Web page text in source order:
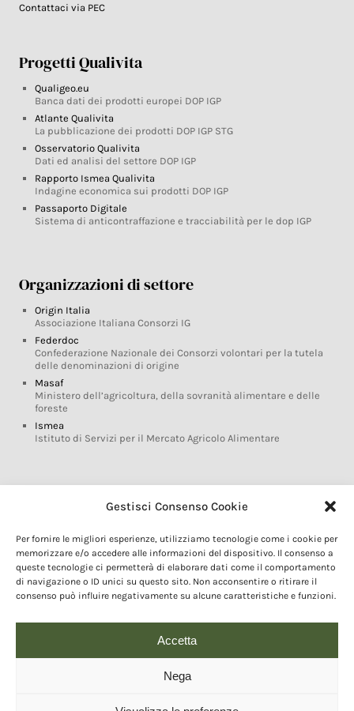
Gestisci Consenso Cookie
Per fornire le migliori esperienze, utilizziamo tecnologie come i cookie per
memorizzare e/o accedere alle informazioni del dispositivo. Il consenso a
queste tecnologie ci permetterà di elaborare dati come il comportamento
di navigazione o ID unici su questo sito. Non acconsentire o ritirare il
consenso può influire negativamente su alcune caratteristiche e funzioni.
Accetta
Nega
Contattaci via PEC
Progetti Qualivita
Qualigeo.eu
Banca dati dei prodotti europei DOP IGP
Atlante Qualivita
La pubblicazione dei prodotti DOP IGP STG
Osservatorio Qualivita
Dati ed analisi del settore DOP IGP
Rapporto Ismea Qualivita
Indagine economica sui prodotti DOP IGP
Passaporto Digitale
Sistema di anticontraffazione e tracciabilità per le dop IGP
Organizzazioni di settore
Origin Italia
Associazione Italiana Consorzi IG
Federdoc
Confederazione Nazionale dei Consorzi volontari per la tutela
delle denominazioni di origine
Masaf
Ministero dell’agricoltura, della sovranità alimentare e delle
foreste
Ismea
Istituto di Servizi per il Mercato Agricolo Alimentare
Glossario DOP IGP
Marchi DOP IGP
Normativa prodotti DOP IGP
Consorzi di Tutela
Farm To Fork e prodotti DOP IGP